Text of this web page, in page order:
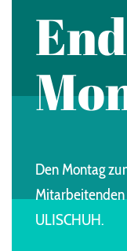
Den Montag
Mitarbeitenden
ULISCHUH.